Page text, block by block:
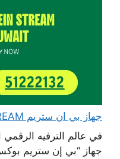
جهاز بي ان ستريم beIN STREAM الكويت مع اشتراك
في عالم الترفيه الرقمي
جهاز “بي إن ستريم